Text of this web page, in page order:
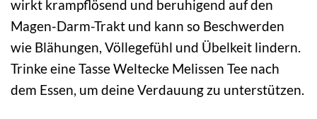
wirkt krampflösend und beruhigend auf den
Magen-Darm-Trakt und kann so Beschwerden
wie Blähungen, Völlegefühl und Übelkeit lindern.
Trinke eine Tasse Weltecke Melissen Tee nach
dem Essen, um deine Verdauung zu unterstützen.